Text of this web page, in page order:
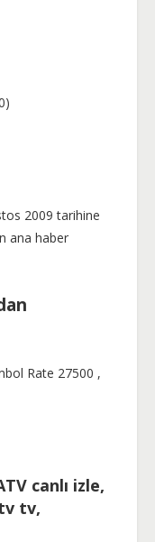
2009 tarihine
ana haber
Rate 27500 ,
canlı izle,
tv,